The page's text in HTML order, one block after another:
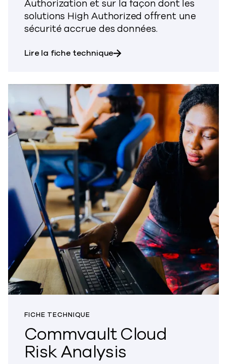
Authorization et sur la façon dont les
solutions High Authorized offrent une
sécurité accrue des données.
Lire la fiche techniquesur FedRAMP High
FICHE TECHNIQUE
Commvault Cloud
Risk Analysis